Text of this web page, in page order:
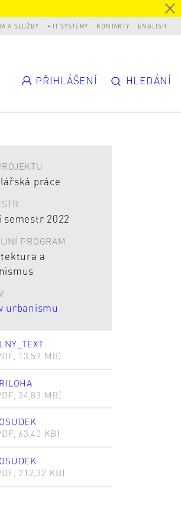
A SLUŽBY IT SYSTÉMY KONTAKTY ENGLISH
PŘIHLÁŠENÍ HLEDÁNÍ
práce
semestr 2022
PROGRAM
a
urbanismu
13,59 MB)
34,83 MB)
63,40 KB)
712,32 KB)